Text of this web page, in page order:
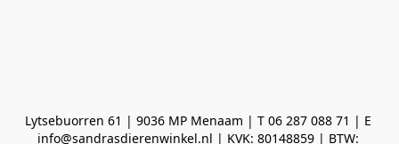
Lytsebuorren 61 | 9036 MP Menaam | T 06 287 088 71 | E
info@sandrasdierenwinkel.nl | KVK: 80148859 | BTW: